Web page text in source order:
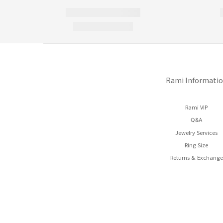
Rami
Rami VIP
Q&A
Jewelry Services
Ring Size
Returns & Exchange